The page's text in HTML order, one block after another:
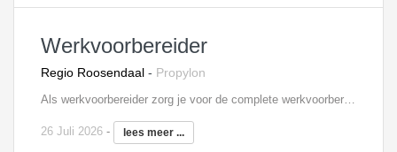
Werkvoorbereider
Regio Roosendaal - Propylon
Als werkvoorbereider zorg je voor de complete werkvoorbereiding van het aan jou toegewezen onderhoud- en renovatieprojecten. Je bereidt het project zo voor, dat het bouwproces soepel en gestructureerd verloopt. Jij bent degene die alle stukken gereed maakt voor de uitvoering en de inkoop voorbereidt. Je overziet het complexe geheel zonder daarbij de details uit het oog te verliezen. Naast de gebruikelijke werkvoorbereidingstaken, zoals het maken van planningen en schema's en het controleren van (werk)tekeningen, behoort eventueel ook tot je taken de kostenbewaking.
26 Juli 2026 - lees meer ...